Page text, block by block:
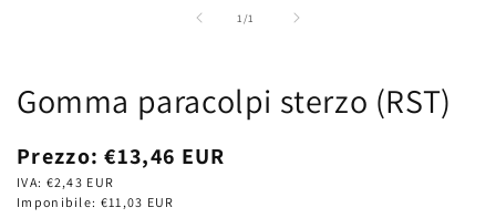
1 /
su1
Gomma paracolpi sterzo (RST)
Prezzo
di
listino
Prezzo: €13,46 EUR
IVA: €2,43 EUR
Imponibile: €11,03 EUR